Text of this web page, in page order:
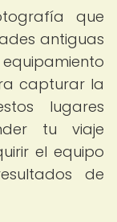
que
antiguas
capturar la
lugares
tu viaje
el equipo
de